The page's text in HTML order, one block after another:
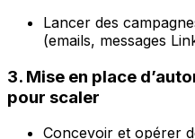
Lancer des
(emails, messages
3. Mise en place
pour scaler
Concevoir et opérer